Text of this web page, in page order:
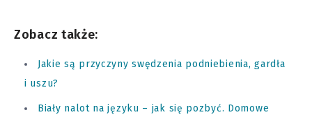
Zobacz także:
Jakie są przyczyny swędzenia podniebienia, gardła
i uszu?
Biały nalot na języku – jak się pozbyć. Domowe